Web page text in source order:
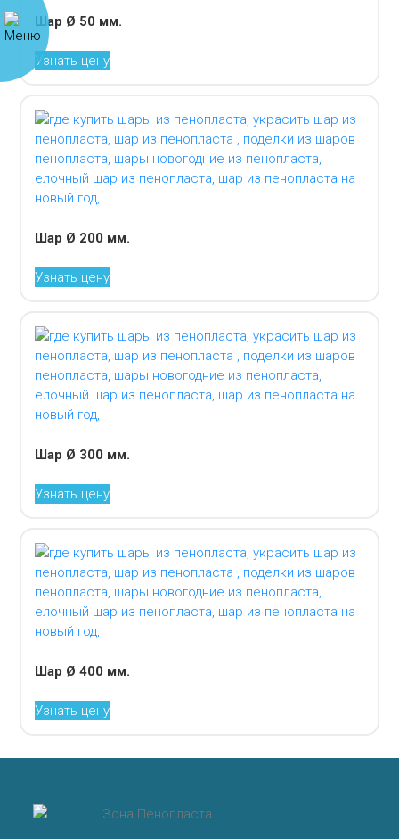
Шар Ø 50 мм.
Узнать цену
Шар Ø 200 мм.
Узнать цену
Шар Ø 300 мм.
Узнать цену
Шар Ø 400 мм.
Узнать цену